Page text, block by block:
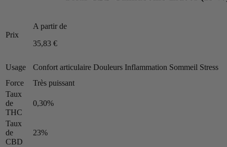
Prix
A partir de
35,83 €
Usage
Confort articulaire Douleurs Inflammation Sommeil Stress
Force
Très puissant
Taux
de
THC
0,30%
Taux
de
CBD
23%